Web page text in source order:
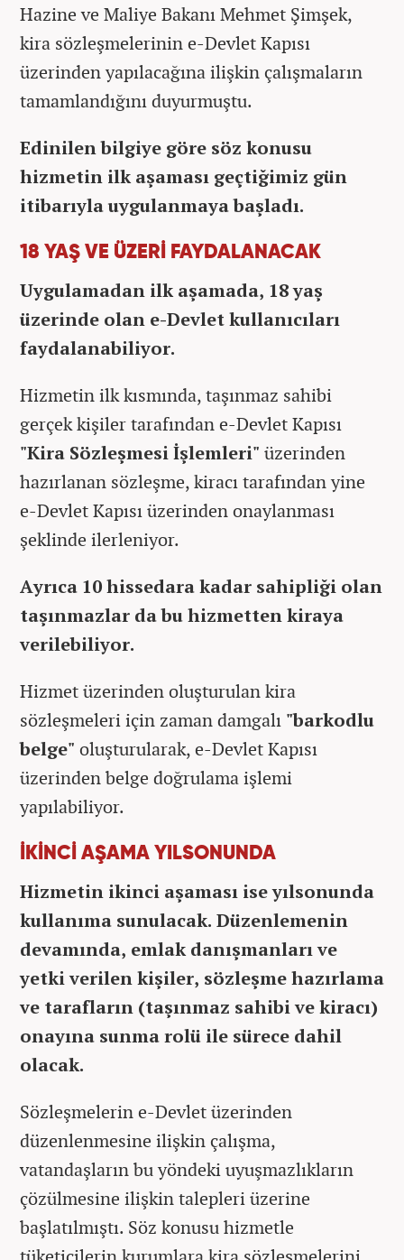
Hazine ve Maliye Bakanı Mehmet Şimşek,
kira sözleşmelerinin e-Devlet Kapısı
üzerinden yapılacağına ilişkin çalışmaların
tamamlandığını duyurmuştu.
Edinilen bilgiye göre söz konusu
hizmetin ilk aşaması geçtiğimiz gün
itibarıyla uygulanmaya başladı.
18 YAŞ VE ÜZERİ FAYDALANACAK
Uygulamadan ilk aşamada, 18 yaş
üzerinde olan e-Devlet kullanıcıları
faydalanabiliyor.
Hizmetin ilk kısmında, taşınmaz sahibi
gerçek kişiler tarafından e-Devlet Kapısı
"Kira Sözleşmesi İşlemleri" üzerinden
hazırlanan sözleşme, kiracı tarafından yine
e-Devlet Kapısı üzerinden onaylanması
şeklinde ilerleniyor.
Ayrıca 10 hissedara kadar sahipliği olan
taşınmazlar da bu hizmetten kiraya
verilebiliyor.
Hizmet üzerinden oluşturulan kira
sözleşmeleri için zaman damgalı "barkodlu
belge" oluşturularak, e-Devlet Kapısı
üzerinden belge doğrulama işlemi
yapılabiliyor.
İKİNCİ AŞAMA YILSONUNDA
Hizmetin ikinci aşaması ise yılsonunda
kullanıma sunulacak. Düzenlemenin
devamında, emlak danışmanları ve
yetki verilen kişiler, sözleşme hazırlama
ve tarafların (taşınmaz sahibi ve kiracı)
onayına sunma rolü ile sürece dahil
olacak.
Sözleşmelerin e-Devlet üzerinden
düzenlenmesine ilişkin çalışma,
vatandaşların bu yöndeki uyuşmazlıkların
çözülmesine ilişkin talepleri üzerine
başlatılmıştı. Söz konusu hizmetle